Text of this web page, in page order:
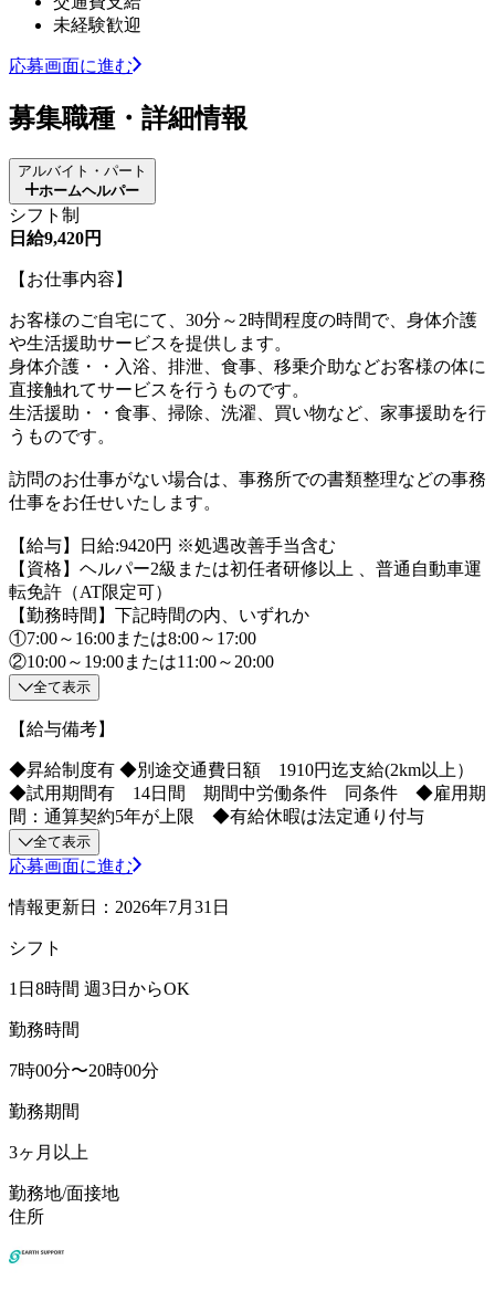
未経験歓迎
応募画面に進む
募集職種・詳細情報
アルバイト・パート
ホームヘルパー
シフト制
日給9,420円
【お仕事内容】
お客様のご自宅にて、30分～2時間程度の時間で、身体介護
や生活援助サービスを提供します。
身体介護・・入浴、排泄、食事、移乗介助などお客様の体に
直接触れてサービスを行うものです。
生活援助・・食事、掃除、洗濯、買い物など、家事援助を行
うものです。
訪問のお仕事がない場合は、事務所での書類整理などの事務
仕事をお任せいたします。
【給与】日給:9420円 ※処遇改善手当含む
【資格】ヘルパー2級または初任者研修以上 、普通自動車運
転免許（AT限定可）
【勤務時間】下記時間の内、いずれか
①7:00～16:00または8:00～17:00
②10:00～19:00または11:00～20:00
全て表示
【給与備考】
◆昇給制度有 ◆別途交通費日額 1910円迄支給(2km以上）
◆試用期間有 14日間 期間中労働条件 同条件 ◆雇用期
間：通算契約5年が上限 ◆有給休暇は法定通り付与
全て表示
応募画面に進む
情報更新日：2026年7月31日
シフト
1日8時間 週3日からOK
勤務時間
7時00分〜20時00分
勤務期間
3ヶ月以上
勤務地/面接地
住所